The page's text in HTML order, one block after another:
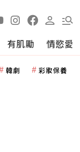
有肌勵 情慾愛
韓劇 彩妝保養